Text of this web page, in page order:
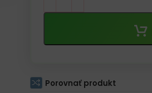
Porovnať produkt